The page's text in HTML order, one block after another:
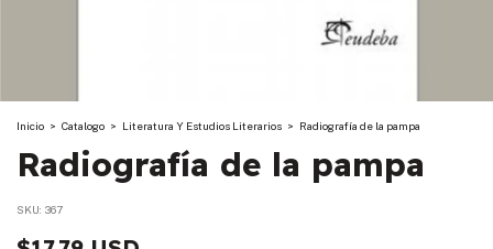
Inicio > Catalogo > Literatura Y Estudios Literarios > Radiografía de la pampa
Radiografía de la pampa
SKU: 367